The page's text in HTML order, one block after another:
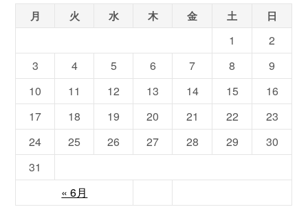
月 火 水 木 金 土 日
« 6月
1
2
3
4 5 6 7 8
9
10
11 12 13 14 15
16
17
18 19 20 21 22
23
24
25 26 27 28 29
30
31